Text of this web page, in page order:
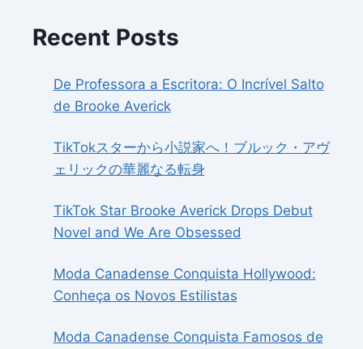
Recent Posts
De Professora a Escritora: O Incrível Salto
de Brooke Averick
TikTokスターから小説家へ！ブルック・アヴ
ェリックの華麗なる転身
TikTok Star Brooke Averick Drops Debut
Novel and We Are Obsessed
Moda Canadense Conquista Hollywood:
Conheça os Novos Estilistas
Moda Canadense Conquista Famosos de